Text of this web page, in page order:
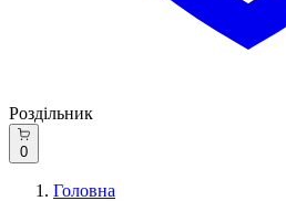
Роздільник
0
Головна